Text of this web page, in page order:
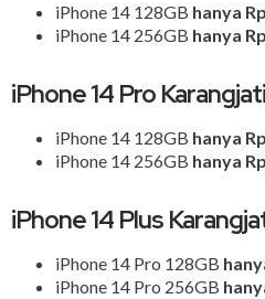
iPhone 14 128GB hanya
iPhone 14 256GB hanya
iPhone 14 Pro
iPhone 14 128GB hanya
iPhone 14 256GB hanya
iPhone 14 Plus
iPhone 14 Pro 128GB
iPhone 14 Pro 256GB